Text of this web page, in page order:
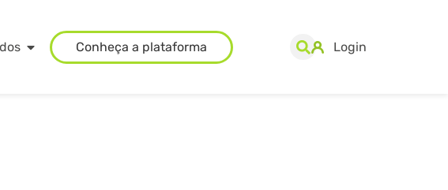
Conheça a plataforma Login